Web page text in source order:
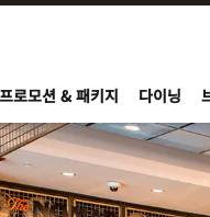
프로모션 & 패키지 다이닝